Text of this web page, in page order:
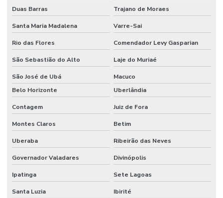
Duas Barras Trajano de Moraes
Santa Maria Madalena Varre-Sai
Rio das Flores Comendador Levy Gasparian
São Sebastião do Alto Laje do Muriaé
São José de Ubá
Macuco
Belo Horizonte
Uberlândia
Contagem Juiz de Fora
Montes Claros Betim
Uberaba Ribeirão das Neves
Governador Valadares Divinópolis
Ipatinga Sete Lagoas
Santa Luzia Ibirité